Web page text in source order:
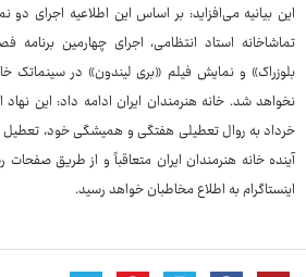
این بیانیه می‌افزاید: بر اساس این اطلاعیه اجرای
تماشاخانه استاد انتظامی، اجرای چهارمین
بلوزراک» و نمایش فیلم «بری لیندون» در سینماتک
خرداد به روال تعطیلی هفتگی و همیشگی خود، تعطیل
آینده خانه هنرمندان ایران متعاقباً و از طریق
اینستاگرام به اطلاع مخاطبان خواهد رسید.